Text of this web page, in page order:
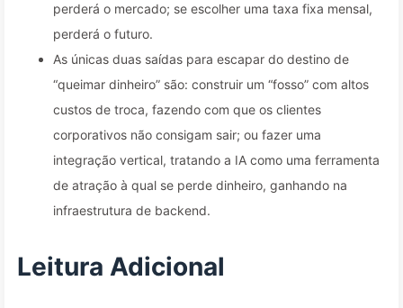
perderá o mercado; se escolher uma taxa fixa mensal,
perderá o futuro.
As únicas duas saídas para escapar do destino de
“queimar dinheiro” são: construir um “fosso” com altos
custos de troca, fazendo com que os clientes
corporativos não consigam sair; ou fazer uma
integração vertical, tratando a IA como uma ferramenta
de atração à qual se perde dinheiro, ganhando na
infraestrutura de backend.
Leitura Adicional